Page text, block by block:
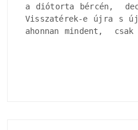
a diótorta bércén,
Visszatérek-e újra s
ahonnan mindent,